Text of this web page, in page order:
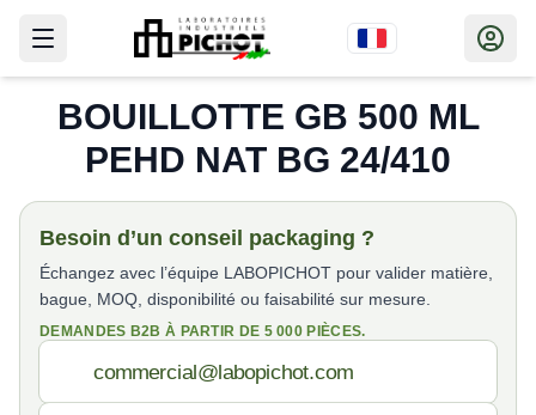
BOUILLOTTE GB 500 ML
PEHD NAT BG 24/410
Besoin d’un conseil packaging ?
Échangez avec l’équipe LABOPICHOT pour valider matière,
bague, MOQ, disponibilité ou faisabilité sur mesure.
DEMANDES B2B À PARTIR DE 5 000 PIÈCES.